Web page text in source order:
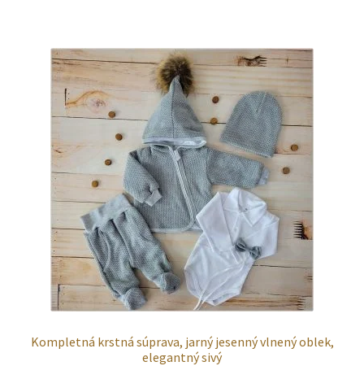
Kompletná krstná súprava, jarný jesenný vlnený oblek,
elegantný sivý